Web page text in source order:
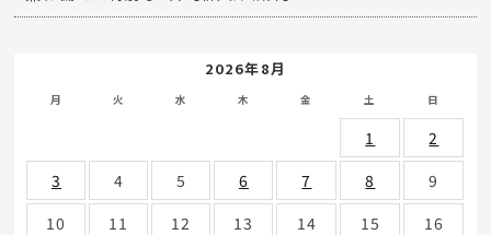
2026年8月
月 火 水 木 金 土 日
1
2
3
4 5 6 7 8
9
10
11 12 13 14 15
16